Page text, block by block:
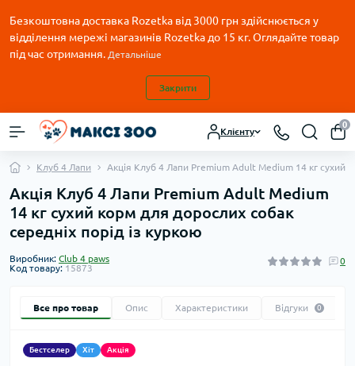
Безкоштовна доставка Rozetka від 3000 грн здійснюється у
відділення мережі магазинів Rozetka до 15 кг. Оглядайте товар
під час отримання. Детальніше
Закрити
Клієнту
0
Клуб 4 Лапи Акція Клуб 4 Лапи Premium Adult Medium 14 кг сухий
Акція Клуб 4 Лапи Premium Adult Medium
14 кг сухий корм для дорослих собак
середніх порід із куркою
Виробник: Club 4 paws
Код товару: 15873
0
Все про товар Опис Характеристики Відгуки 0
Бестселер Хіт Акція